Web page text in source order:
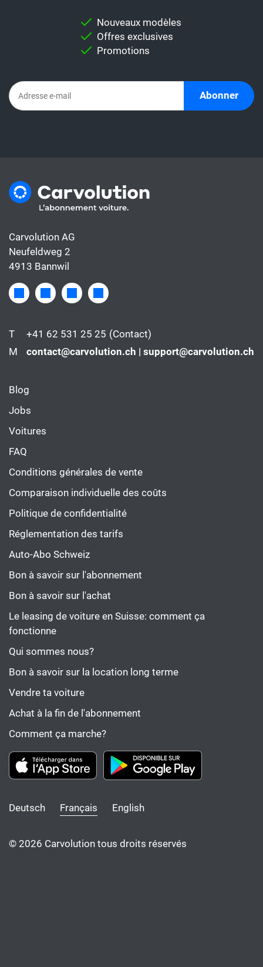
Nouveaux modèles
Offres exclusives
Promotions
Abonner
Carvolution AG
Neufeldweg 2
4913 Bannwil
T +41 62 531 25 25 (Contact)
M
contact@carvolution.ch | support@carvolution.ch
Blog
Jobs
Voitures
FAQ
Conditions générales de vente
Comparaison individuelle des coûts
Politique de confidentialité
Réglementation des tarifs
Auto-Abo Schweiz
Bon à savoir sur l'abonnement
Bon à savoir sur l'achat
Le leasing de voiture en Suisse: comment ça
fonctionne
Qui sommes nous?
Bon à savoir sur la location long terme
Vendre ta voiture
Achat à la fin de l'abonnement
Comment ça marche?
Deutsch Français English
© 2026 Carvolution tous droits réservés